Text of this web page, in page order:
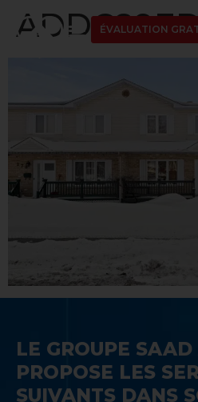
ÉVALUATION
LE GROUPE
PROPOSE LES
SUIVANTS DANS